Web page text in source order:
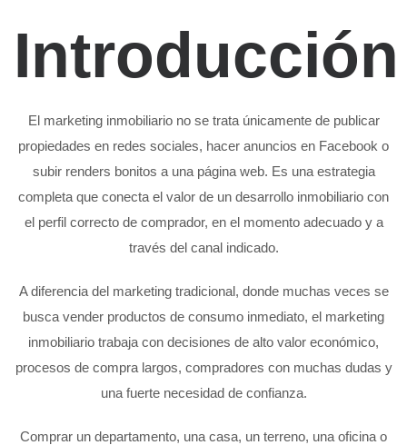
Introducción
El marketing inmobiliario no se trata únicamente de publicar
propiedades en redes sociales, hacer anuncios en Facebook o
subir renders bonitos a una página web. Es una estrategia
completa que conecta el valor de un desarrollo inmobiliario con
el perfil correcto de comprador, en el momento adecuado y a
través del canal indicado.
A diferencia del marketing tradicional, donde muchas veces se
busca vender productos de consumo inmediato, el marketing
inmobiliario trabaja con decisiones de alto valor económico,
procesos de compra largos, compradores con muchas dudas y
una fuerte necesidad de confianza.
Comprar un departamento, una casa, un terreno, una oficina o